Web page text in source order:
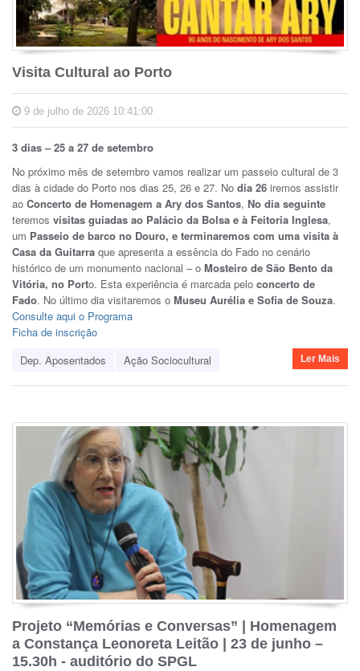
Visita Cultural ao Porto
9 de julho de 2026 10:41:00
3 dias – 25 a 27 de setembro
No próximo mês de setembro vamos realizar um passeio cultural de 3
dias à cidade do Porto nos dias 25, 26 e 27. No dia 26 iremos assistir
ao Concerto de Homenagem a Ary dos Santos, No dia seguinte
teremos visitas guiadas ao Palácio da Bolsa e à Feitoria Inglesa,
um Passeio de barco no Douro, e terminaremos com uma visita à
Casa da Guitarra que apresenta a essência do Fado no cenário
histórico de um monumento nacional – o Mosteiro de São Bento da
Vitória, no Porto. Esta experiência é marcada pelo concerto de
Fado. No último dia visitaremos o Museu Aurélia e Sofia de Souza.
Consulte aqui o Programa
Ficha de inscrição
Dep. Aposentados
Ação Sociocultural Ler Mais
Projeto “Memórias e Conversas” | Homenagem
a Constança Leonoreta Leitão | 23 de junho –
15.30h - auditório do SPGL